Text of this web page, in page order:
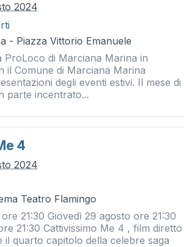
2024
- Piazza Vittorio Emanuele
ProLoco di Marciana Marina in
il Comune di Marciana Marina
degli eventi estivi. Il mese di
parte incentrato...
4
2024
Teatro Flamingo
21:30 Giovedì 29 agosto ore 21:30
21:30 Cattivissimo Me 4 , film diretto
il quarto capitolo della celebre saga